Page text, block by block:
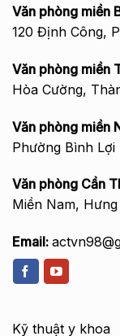
Văn phòng miền
120 Định Công,
Văn phòng miền
Hòa Cường,
Văn phòng miền
Phường Bình
Văn phòng Cần
Miền Nam,
Email:
Kỹ thuật y khoa